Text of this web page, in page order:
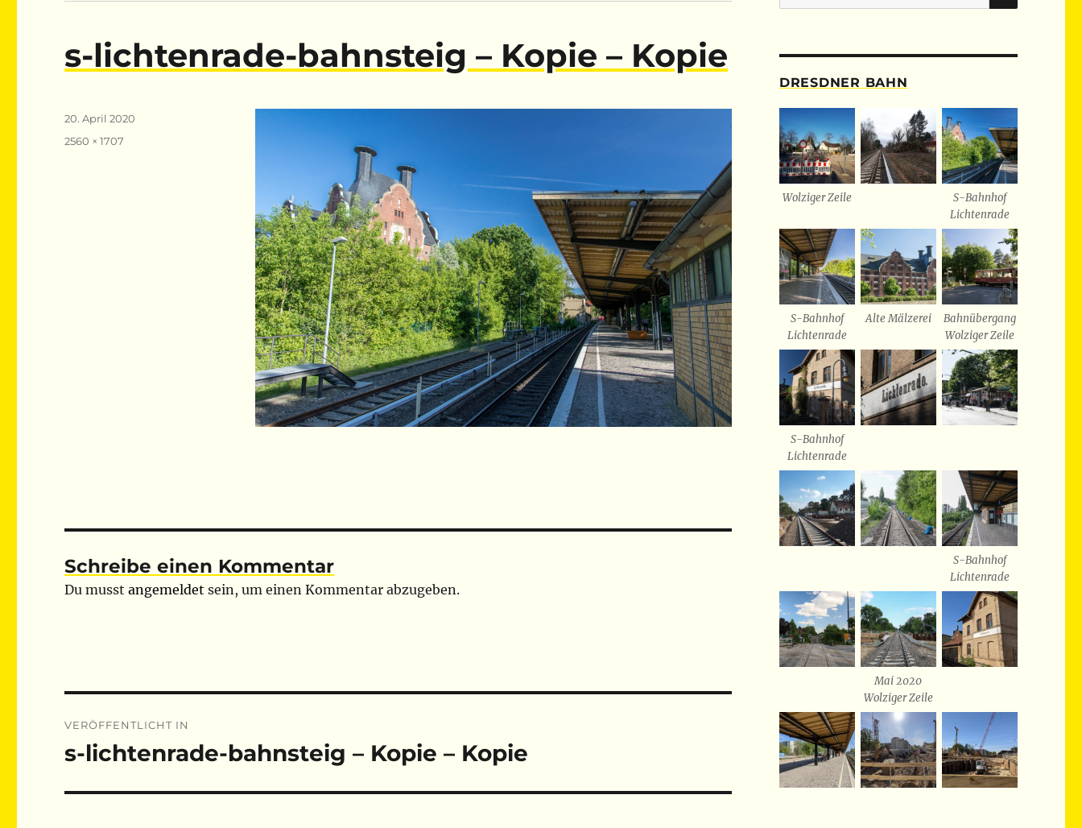
s-lichtenrade-bahnsteig – Kopie – Kopie
Veröffentlicht
20. April 2020
Volle
2560 × 1707
Schreibe einen Kommentar
Du musstangemeldet sein, um einen Kommentar abzugeben.
VERÖFFENTLICHT IN
s-lichtenrade-bahnsteig – Kopie – Kopie
nach:
DRESDNER BAHN
Wolziger Zeile
S-Bahnhof
Lichtenrade
S-Bahnhof
Lichtenrade
Alte Mälzerei
Bahnübergang
Wolziger Zeile
S-Bahnhof
Lichtenrade
S-Bahnhof
Lichtenrade
Mai 2020
Wolziger Zeile